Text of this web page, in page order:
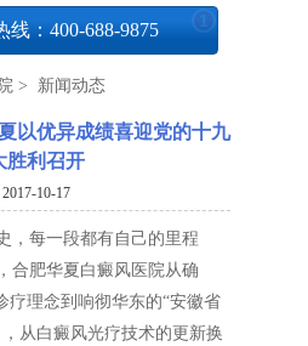
线：400-688-9875
> 新闻动态
以优异成绩喜迎党的十九
胜利召开
2017-10-17
每一段都有自己的里程
合肥华夏白癜风医院从确
疗理念到响彻华东的“安徽省
从白癜风光疗技术的更新换